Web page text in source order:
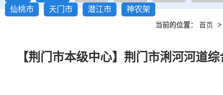
仙桃市
天门市 潜江市 神农架
当前的位置： 首页 >
【荆门市本级中心】荆门市浰河河道